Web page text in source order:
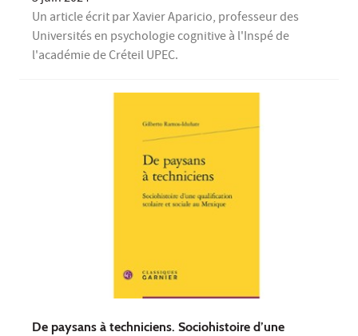
Un article écrit par Xavier Aparicio, professeur des
Universités en psychologie cognitive à l'Inspé de
l'académie de Créteil UPEC.
De paysans à techniciens. Sociohistoire d’une